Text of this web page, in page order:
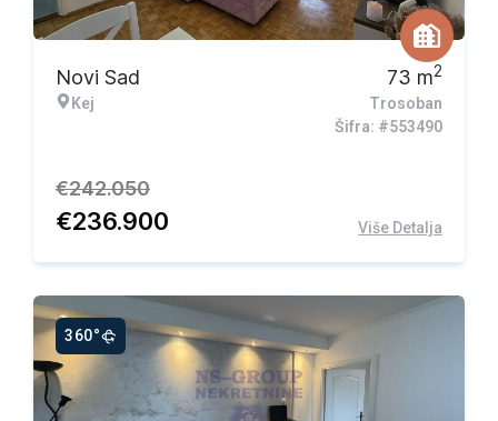
Ekskluzivna ponuda
Novi Sad
Kej
73 m2
Trosoban
Šifra: #553490
€242.050
€236.900 Više Detalja
360°